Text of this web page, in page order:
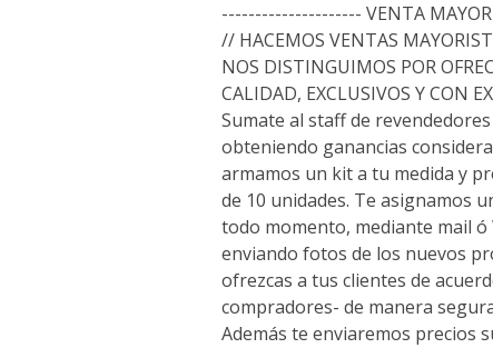
--------------------- VENTA
// HACEMOS VENTAS
NOS DISTINGUIMOS POR
CALIDAD, EXCLUSIVOS Y CON
Sumate al staff de
obteniendo ganancias
armamos un kit a tu medida y
de 10 unidades. Te asignamos
todo momento, mediante mail ó
enviando fotos de los nuevos
ofrezcas a tus clientes de
compradores- de manera
Además te enviaremos precios